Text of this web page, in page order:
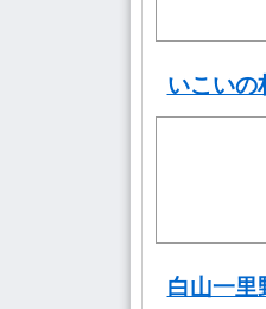
いこい
白山一里